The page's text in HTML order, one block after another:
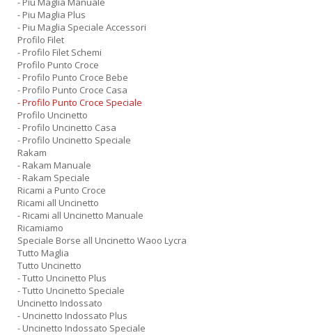
- Piu Maglia Plus
- Piu Maglia Speciale Accessori
Profilo Filet
- Profilo Filet Schemi
Profilo Punto Croce
- Profilo Punto Croce Bebe
- Profilo Punto Croce Casa
- Profilo Punto Croce Speciale
Profilo Uncinetto
- Profilo Uncinetto Casa
- Profilo Uncinetto Speciale
Rakam
- Rakam Manuale
- Rakam Speciale
Ricami a Punto Croce
Ricami all Uncinetto
- Ricami all Uncinetto Manuale
Ricamiamo
Speciale Borse all Uncinetto Waoo Lycra
Tutto Maglia
Tutto Uncinetto
- Tutto Uncinetto Plus
- Tutto Uncinetto Speciale
Uncinetto Indossato
- Uncinetto Indossato Plus
- Uncinetto Indossato Speciale